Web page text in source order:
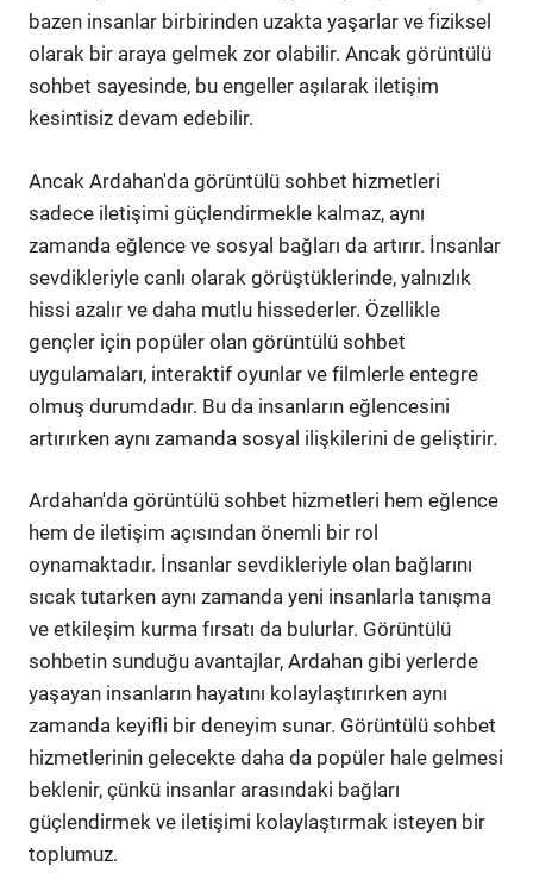
bazen insanlar birbirinden uzakta yaşarlar ve fiziksel
olarak bir araya gelmek zor olabilir. Ancak görüntülü
sohbet sayesinde, bu engeller aşılarak iletişim
kesintisiz devam edebilir.
Ancak Ardahan'da görüntülü sohbet hizmetleri
sadece iletişimi güçlendirmekle kalmaz, aynı
zamanda eğlence ve sosyal bağları da artırır. İnsanlar
sevdikleriyle canlı olarak görüştüklerinde, yalnızlık
hissi azalır ve daha mutlu hissederler. Özellikle
gençler için popüler olan görüntülü sohbet
uygulamaları, interaktif oyunlar ve filmlerle entegre
olmuş durumdadır. Bu da insanların eğlencesini
artırırken aynı zamanda sosyal ilişkilerini de geliştirir.
Ardahan'da görüntülü sohbet hizmetleri hem eğlence
hem de iletişim açısından önemli bir rol
oynamaktadır. İnsanlar sevdikleriyle olan bağlarını
sıcak tutarken aynı zamanda yeni insanlarla tanışma
ve etkileşim kurma fırsatı da bulurlar. Görüntülü
sohbetin sunduğu avantajlar, Ardahan gibi yerlerde
yaşayan insanların hayatını kolaylaştırırken aynı
zamanda keyifli bir deneyim sunar. Görüntülü sohbet
hizmetlerinin gelecekte daha da popüler hale gelmesi
beklenir, çünkü insanlar arasındaki bağları
güçlendirmek ve iletişimi kolaylaştırmak isteyen bir
toplumuz.